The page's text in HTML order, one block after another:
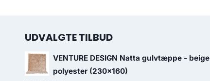
UDVALGTE TILBUD
VENTURE DESIGN Natta gulvtæppe - beige
polyester (230x160)